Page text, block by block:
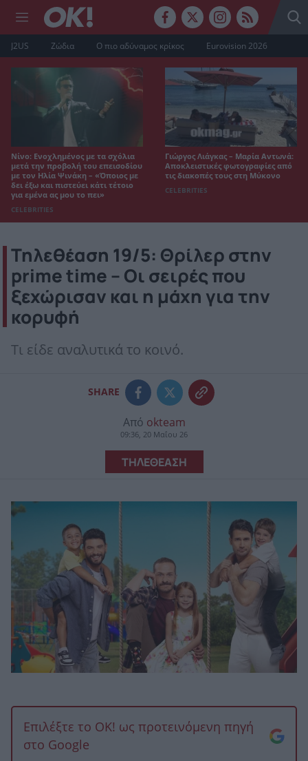
J2US Ζώδια Ο πιο αδύναμος κρίκος Eurovision 2026
Νίνο: Ενοχλημένος με τα σχόλια
μετά την προβολή του επεισοδίου
με τον Ηλία Ψινάκη – «Όποιος με
δει έξω και πιστεύει κάτι τέτοιο
για εμένα ας μου το πει»
CELEBRITIES
Γιώργος Λιάγκας – Μαρία Αντωνά:
Αποκλειστικές φωτογραφίες από
τις διακοπές τους στη Μύκονο
CELEBRITIES
Τηλεθέαση 19/5: Θρίλερ στην
prime time – Οι σειρές που
ξεχώρισαν και η μάχη για την
κορυφή
Tι είδε αναλυτικά το κοινό.
SHARE
Από okteam
09:36, 20 Μαΐου 26
ΤΗΛΕΘΕΑΣΗ
Επιλέξτε το OK! ως προτεινόμενη πηγή
στο Google